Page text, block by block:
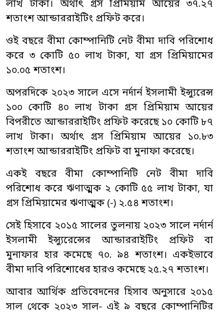
লাখ টাকা। অর্থাৎ গ্রস প্রিমিয়াম আয়ের ৩৭.২৭
শতাংশ আন্ডাররাইটিং প্রফিট করে।
ওই বছরে বীমা কোম্পানিটি নেট বীমা দাবি পরিশোধ
করে ৩ কোটি ৫০ লাখ টাকা, যা গ্রস প্রিমিয়ামের
১০.০৫ শতাংশ।
অপরদিকে ২০২৩ সালে এসে নর্দার্ন ইসলামী ইন্স্যুরেন্স
১০০ কোটি ৪০ লাখ টাকা গ্রস প্রিমিয়াম আয়ের
বিপরীতে আন্ডাররাইটিং প্রফিট করেছে ১০ কোটি ৮৭
লাখ টাকা। অর্থাৎ গ্রস প্রিমিয়াম আয়ের ১০.৮৩
শতাংশ আন্ডাররাইটিং প্রফিট বা মুনাফা করেছে।
একই বছরে বীমা কোম্পানিটি নেট বীমা দাবি
পরিশোধ করে ঋণাত্মক ২ কোটি ৫৫ লাখ টাকা, যা
গ্রস প্রিমিয়ামের ঋণাত্মক (-) ২.৫৪ শতাংশ।
সেই হিসাবে ২০১৫ সালের তুলনায় ২০২৩ সালে নর্দার্ন
ইসলামী ইন্স্যুরেন্সের আন্ডাররাইটিং প্রফিট বা
মুনাফার হার কমেছে ৭০. ৯৪ শতাংশ। একইভাবে
বীমা দাবি পরিশোধের হারও কমেছে ২৫.২৭ শতাংশ।
আবার আর্থিক প্রতিবেদনের হিসাব অনুসারে ২০১৫
সাল থেকে ২০২৩ সাল- এই ৯ বছরে কোম্পানিটির